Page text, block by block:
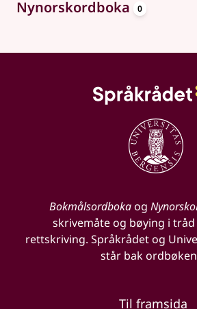
Nynorskordboka 0
Bokmålsordbokaog
skrivemåte og bøying i
rettskriving. Språkrådet og
står bak
Til framsida